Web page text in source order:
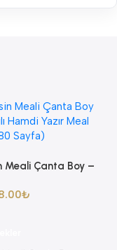
Meali Çanta Boy –
Sayfa)
₺